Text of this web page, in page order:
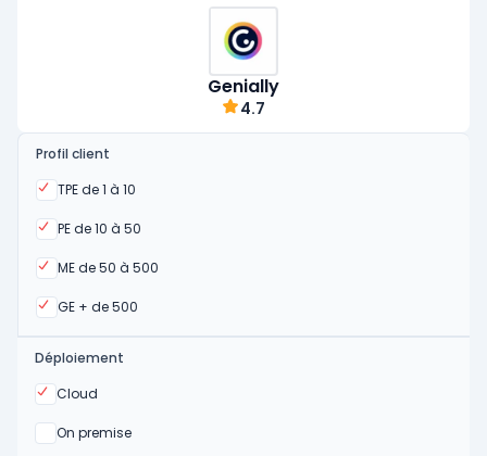
Genially
4.7
Profil client
TPE de 1 à 10
Oui
PE de 10 à 50
Oui
ME de 50 à 500
Oui
GE + de 500
Oui
Déploiement
Cloud
Oui
On premise
Oui